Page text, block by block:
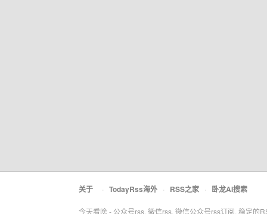
关于 · TodayRss海外 · RSS之家 · 卧龙AI搜索
今天看啥 - 公众号rss, 微信rss, 微信公众号rss订阅, 稳定的